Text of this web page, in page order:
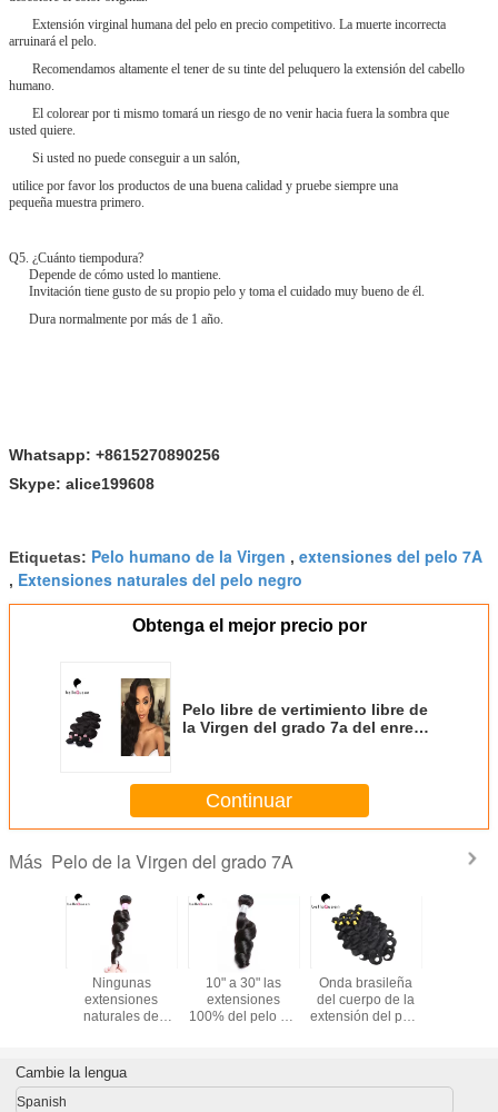
Extensión virginal humana del pelo en precio competitivo. La muerte incorrecta
arruinará el pelo.
Recomendamos altamente el tener de su tinte del peluquero la extensión del cabello
humano.
El colorear por ti mismo tomará un riesgo de no venir hacia fuera la sombra que
usted quiere.
Si usted no puede conseguir a un salón,
utilice por favor los productos de una buena calidad y pruebe siempre una
pequeña muestra primero.
Q5. ¿Cuánto tiempodura?
Depende de cómo usted lo mantiene.
Invitación tiene gusto de su propio pelo y toma el cuidado muy bueno de él.
Dura normalmente por más de 1 año.
Whatsapp: +8615270890256
Skype: alice199608
Etiquetas: Pelo humano de la Virgen , extensiones del pelo 7A
, Extensiones naturales del pelo negro
Obtenga el mejor precio por
Pelo libre de vertimiento libre de
la Virgen del grado 7a del enredo,
Continuar
Más Pelo de la Virgen del grado 7A
Ningunas
extensiones
naturales de
grado 7A ningún
olor con vida útil
10" a 30" las
extensiones
100% del pelo del
el pelo de la
Onda brasileña
del cuerpo de la
extensión del pelo
del cabello
negro de
Cambie la lengua
Spanish